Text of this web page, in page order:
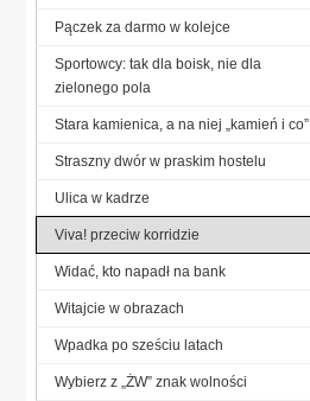
Pączek za darmo w kolejce
Sportowcy: tak dla boisk, nie dla
zielonego pola
Stara kamienica, a na niej „kamień i co”
Straszny dwór w praskim hostelu
Ulica w kadrze
Viva! przeciw korridzie
Widać, kto napadł na bank
Witajcie w obrazach
Wpadka po sześciu latach
Wybierz z „ŻW” znak wolności